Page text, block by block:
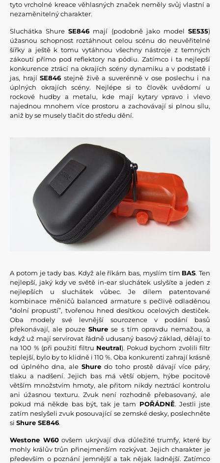
tyto vrcholné kreace věhlasných značek neměly svůj vlastní a
nezaměnitelný charakter.
Sluchátka ShureSE846 mají (podobně jako modelSE535)
úžasnou schopnost roztáhnout celou scénu do neuvěřitelné
šířky a ještě k tomu vytáhnou všechny nástroje z temných
zákoutí přímo pod reflektory na pódiu. Zatímco i ta nejlepší
konkurence ztrácí na okrajích scény dynamiku a v podstatě i
jas, hrajíSE846 stejně živě a suverénně v ose poslechu i na
úplných okrajích scény. Nejlépe si to člověk uvědomí u
rockové hudby a metalu, kde mají kytary vpravo i vlevo
najednou mnohem více prostoru a zachovávají si plnou sílu,
aniž by se musely tlačit do středu dění.
A potom je tady bas. Když ale říkám bas, myslím tím BAS. Ten
nejlepší, jaký kdy ve světě in-ear sluchátek uslyšíte a jeden z
nejlepších u sluchátek vůbec. Je dílem patentované
kombinace měničů balanced armature s pečlivě odladěnou
“dolní propustí”, tvořenou hned desítkou ocelových destiček.
Oba modely své levnější sourozence v podání basů
překonávají, ale pouzeShure se s tím opravdu nemažou, a
když už mají servírovat řádně udusaný basový základ, dělají to
na 100 % (při použití filtru Neutral). Pokud bychom zvolili filtr
teplejší, bylo by to klidně i 110 %. Oba konkurenti zahrají krásně
od úplného dna, ale Shure do toho prostě dávají více páry,
tlaku a nadšení. Jejich bas má větší objem, hýbe pocitově
větším množstvím hmoty, ale přitom nikdy neztrácí kontrolu
ani úžasnou texturu. Zvuk není rozhodně přebasovaný, ale
pokud má někde bas být, tak je tam POŘÁDNĚ. Jestli jste
zatím neslyšeli zvuk posouvající se zemské desky, poslechněte
si Shure SE846.
Westone W60ovšem ukrývají dva důležité trumfy, které by
mohly králův trůn přinejmenším rozkývat. Jejich charakter je
především o poznání jemnější a tak nějak ladnější. Zatímco